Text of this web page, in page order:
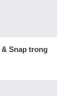
Snap trong